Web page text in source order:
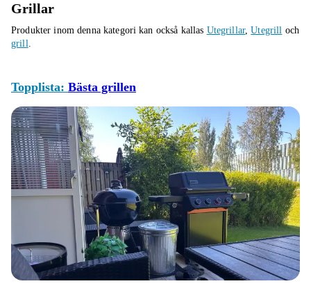
Grillar
Produkter inom denna kategori kan också kallas Utegrillar,Utegrill och
grill.
Topplista: Bästa grillen